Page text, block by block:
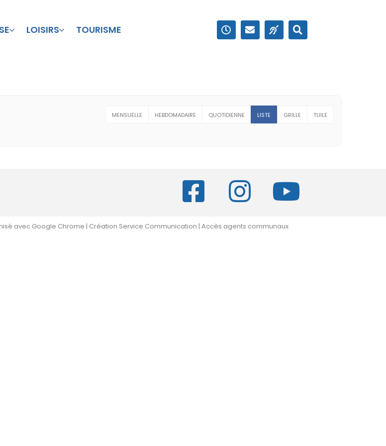
LOISIRS TOURISME
MENSUELLE HEBDOMADAIRE QUOTIDIENNE LISTE GRILLE TUILE
avec Google Chrome | Création Service Communication | Accès agents communaux